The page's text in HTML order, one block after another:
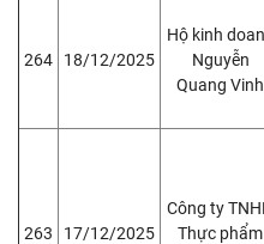
264 18/12/2025
Hộ kinh
Nguyễn
Quang Vinh
263 17/12/2025
Công ty
Thực phẩm